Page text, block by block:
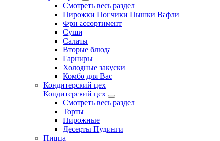
Смотреть весь раздел
Пирожки Пончики Пышки Вафли
Фри ассортимент
Суши
Салаты
Вторые блюда
Гарниры
Холодные закуски
Комбо для Вас
Кондитерский цех
Кондитерский цех
Смотреть весь раздел
Торты
Пирожные
Десерты Пудинги
Пицца